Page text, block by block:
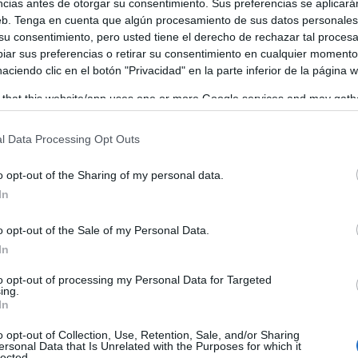
antes de otorgar su consentimiento. Sus preferencias se
Tenga en cuenta que algún procesamiento de sus datos
consentimiento, pero usted tiene el derecho de rechazar tal
sus preferencias o retirar su consentimiento en cualquier
clic en el botón "Privacidad" en la parte inferior de la página
that this website/app uses one or more Google services and may
but not limited to your visit or usage behaviour. You may
consent section.
Data Processing Opt Outs
opt-out of the Sharing of my personal data.
opt-out of the Sale of my Personal Data.
opt-out of processing my Personal Data for Targeted
opt-out of Collection, Use, Retention, Sale, and/or Sharing
Data that Is Unrelated with the Purposes for which it
activos con 787 horas de dedicación en 2024en
la salud, en gestiones básicas, videollamadas, labores
ciencia. La primera finalidad del Encuentro Provincial
la labor, compromiso y esfuerzo de estos voluntarios que